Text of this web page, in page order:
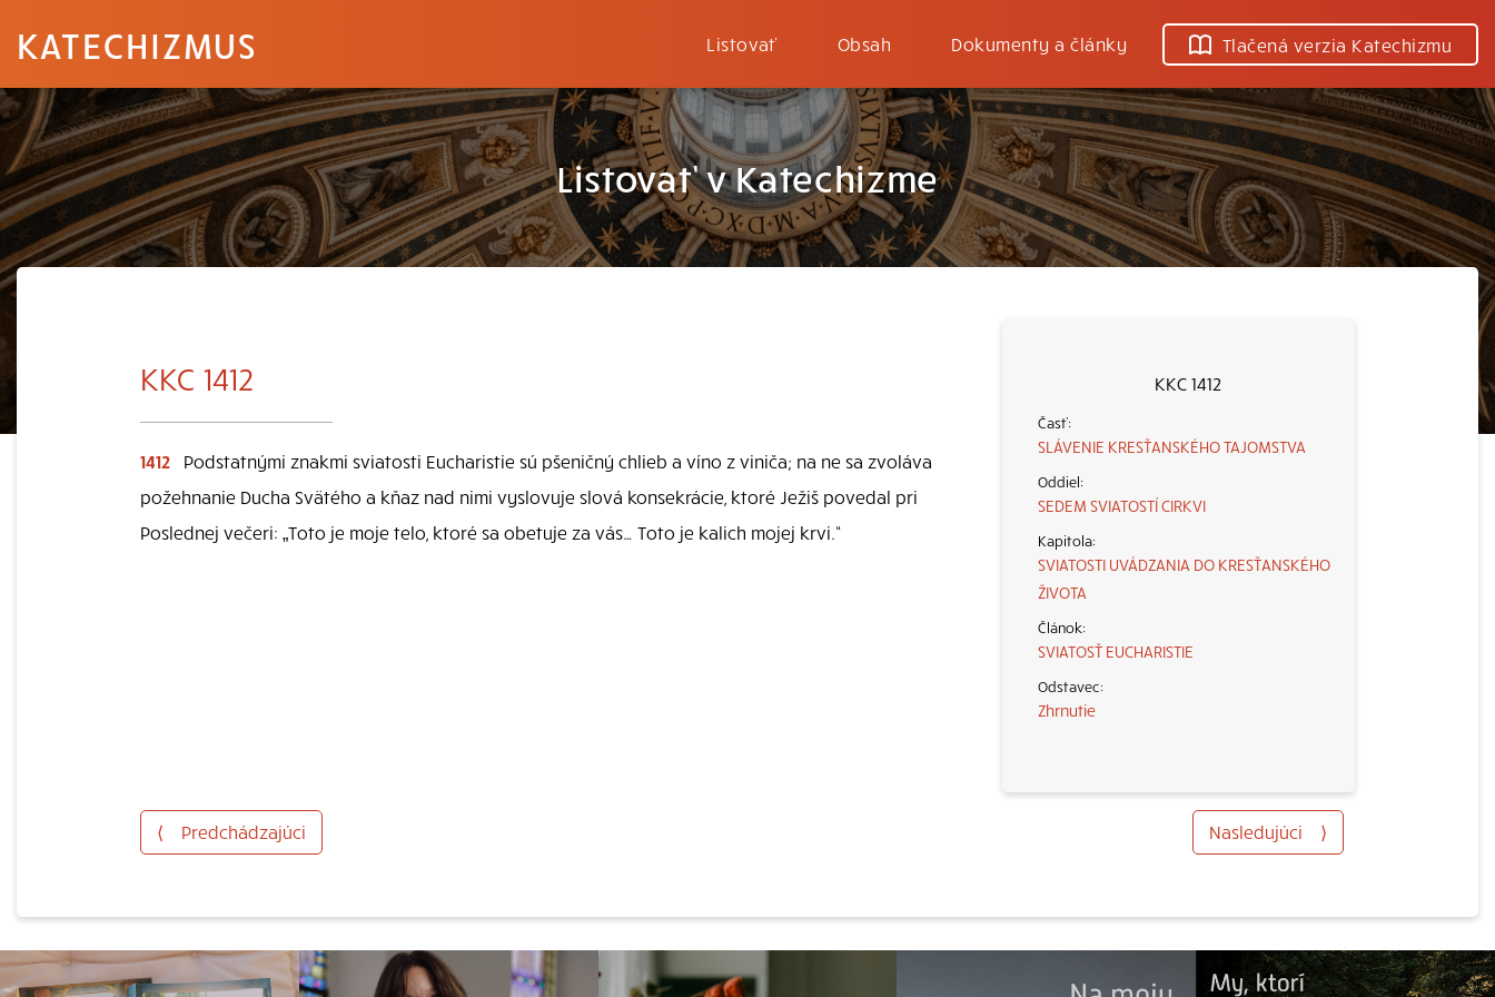
KATECHIZMUS Listovať Obsah Dokumenty a články Tlačená verzia Katechizmu
Listovať v Katechizme
KKC 1412
SLÁVENIE KRESŤANSKÉHO TAJOMSTVA
SEDEM SVIATOSTÍ CIRKVI
SVIATOSTI UVÁDZANIA DO KRESŤANSKÉHO
ŽIVOTA
SVIATOSŤ EUCHARISTIE
Zhrnutie
KKC 1412
1412
Podstatnými znakmi sviatosti Eucharistie sú pšeničný chlieb a víno z viniča; na ne sa zvoláva
požehnanie Ducha Svätého a kňaz nad nimi vyslovuje slová konsekrácie, ktoré Ježiš povedal pri
Poslednej večeri: „Toto je moje telo, ktoré sa obetuje za vás… Toto je kalich mojej krvi.“
⟨ Predchádzajúci Nasledujúci ⟩